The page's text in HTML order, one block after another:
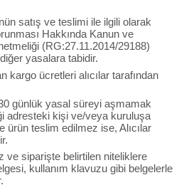
satış ve teslimi ile ilgili olarak
Hakkında Kanun ve
(RG:27.11.2014/29188)
yasalara tabidir.
kargo ücretleri alıcılar tarafından
günlük yasal süreyi aşmamak
adresteki kişi ve/veya kuruluşa
ürün teslim edilmez ise, Alıcılar
ve siparişte belirtilen niteliklere
kullanım klavuzu gibi belgelerle